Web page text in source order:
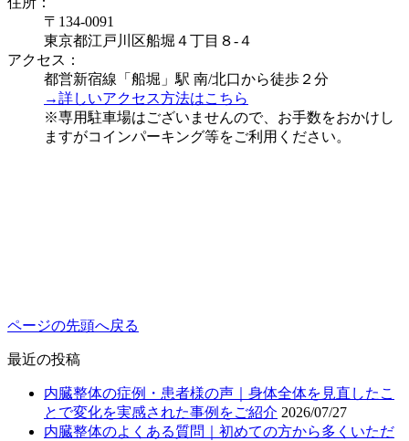
〒134-0091
東京都江戸川区船堀４丁目８-４
アクセス：
都営新宿線「船堀」駅 南/北口から徒歩２分
→詳しいアクセス方法はこちら
※専用駐車場はございませんので、お手数をおかけし
ますがコインパーキング等をご利用ください。
ページの先頭へ戻る
最近の投稿
内臓整体の症例・患者様の声｜身体全体を見直したこ
とで変化を実感された事例をご紹介 2026/07/27
内臓整体のよくある質問｜初めての方から多くいただ